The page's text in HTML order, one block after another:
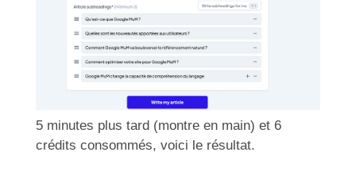
5 minutes plus tard (montre en main) et 6
crédits consommés, voici le résultat.